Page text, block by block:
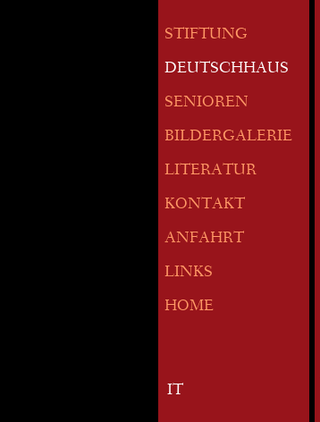
STIFTUNG
DEUTSCHHAUS
SENIOREN
BILDERGALERIE
LITERATUR
KONTAKT
ANFAHRT
LINKS
HOME
IT